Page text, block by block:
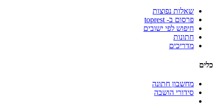
שאלות נפוצות
פרסום ב- toprest
חיפוש לפי ישובים
חתונות
מדריכים
מחשבון חתונה
סידורי הושבה